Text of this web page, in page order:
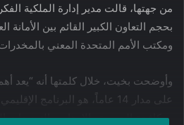
من جهتها، قالت مدير إدارة الملكية
بحجم التعاون الكبير القائم بين الأمانة
ومكتب الأمم المتحدة المعني
وأوضحت بخيت، خلال كلمتها أنه “يعد أهم
على مدار 14 عاماً، هو البرنامج
ومكافحة الجريمة والإرهاب والتهديدات